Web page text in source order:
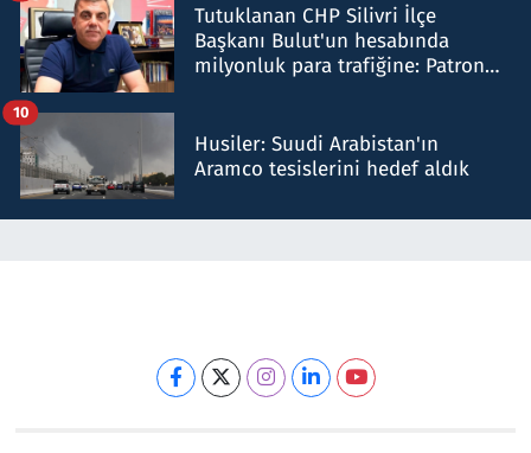
Tutuklanan CHP Silivri İlçe
Başkanı Bulut'un hesabında
milyonluk para trafiğine: Patron
Husiler: Suudi Arabistan'ın
Aramco tesislerini hedef aldık
10